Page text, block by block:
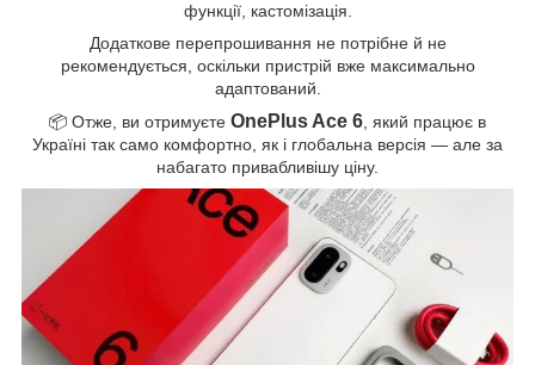
функції, кастомізація.
Додаткове перепрошивання не потрібне й не
рекомендується, оскільки пристрій вже максимально
адаптований.
📦 Отже, ви отримуєте OnePlus Ace 6, який працює в
Україні так само комфортно, як і глобальна версія — але за
набагато привабливішу ціну.